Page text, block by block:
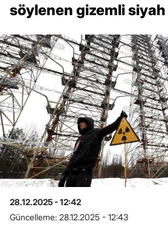
söylenen gizemli
28.12.2025 - 12:42
Güncelleme: 28.12.2025 - 12:43